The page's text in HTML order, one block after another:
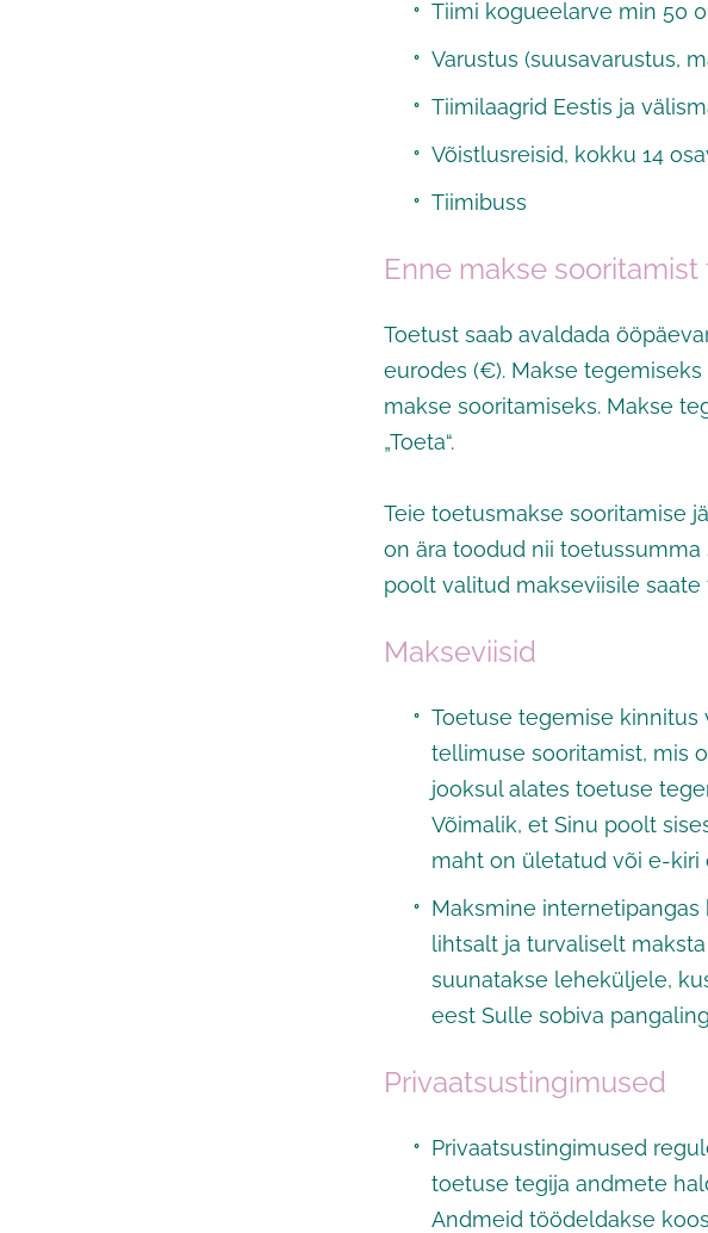
Tiimi kogueelarve min 50
Varustus (suusavarustus,
Tiimilaagrid Eestis ja
Võistlusreisid, kokku 14
Tiimibuss
Enne makse
Toetust saab avaldada
eurodes (€). Makse
makse sooritamiseks. Makse
„Toeta“.
Teie toetusmakse sooritamise
on ära toodud nii
poolt valitud makseviisile
Makseviisid
Toetuse tegemise
tellimuse sooritamist, mis
jooksul alates toetuse
Võimalik, et Sinu poolt
maht on ületatud või e-kiri
Maksmine
lihtsalt ja turvaliselt
suunatakse leheküljele,
eest Sulle sobiva
Privaatsustingimused
Privaatsustingimused
toetuse tegija andmete
Andmeid töödeldakse